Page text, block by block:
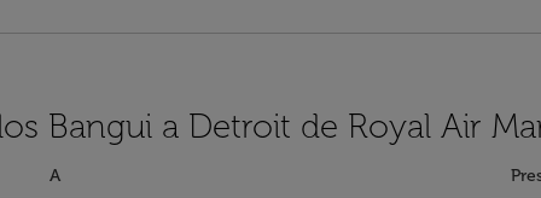
Bangui a Detroit de Royal Air
A